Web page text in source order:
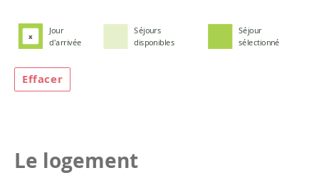
x
Jour
d'arrivée
Séjours
disponibles
Séjour
sélectionné
Effacer
Le logement